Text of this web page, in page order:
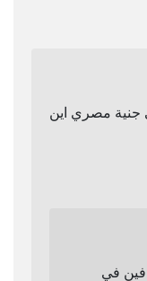
الي جنية مصري اين
فين في